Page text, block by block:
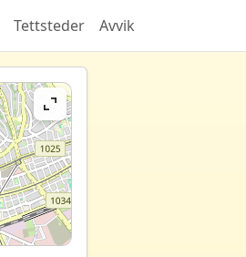
Tettsteder Avvik